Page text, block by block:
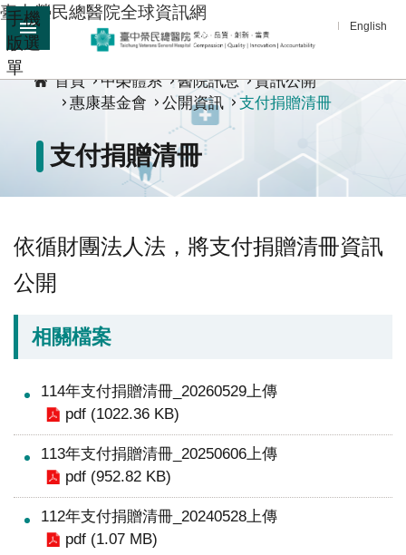
跳到主要內容區塊
手機
版選
單進
療
服
務
學
研
國
醫
療
臺中榮民總醫院全球資訊網
English
首頁 中榮體系 醫院訊息
資訊公開
惠康基金會
公開資訊 支付捐贈清冊
支付捐贈清冊
依循財團法人法，將支付捐贈清冊資訊
公開
相關檔案
114年支付捐贈清冊_20260529上傳
pdf (1022.36 KB)
113年支付捐贈清冊_20250606上傳
pdf (952.82 KB)
112年支付捐贈清冊_20240528上傳
pdf (1.07 MB)